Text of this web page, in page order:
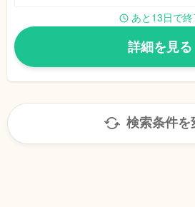
あと13日で終
詳細を見る
検索条件を